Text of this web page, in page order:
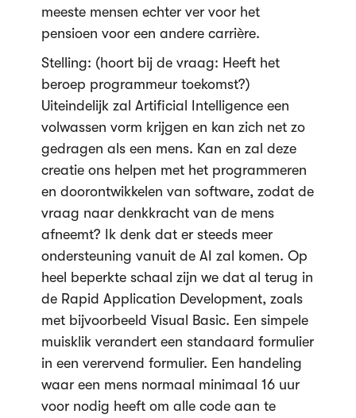
meeste mensen echter ver voor het
pensioen voor een andere carrière.
Stelling: (hoort bij de vraag: Heeft het
beroep programmeur toekomst?)
Uiteindelijk zal Artificial Intelligence een
volwassen vorm krijgen en kan zich net zo
gedragen als een mens. Kan en zal deze
creatie ons helpen met het programmeren
en doorontwikkelen van software, zodat de
vraag naar denkkracht van de mens
afneemt? Ik denk dat er steeds meer
ondersteuning vanuit de AI zal komen. Op
heel beperkte schaal zijn we dat al terug in
de Rapid Application Development, zoals
met bijvoorbeeld Visual Basic. Een simpele
muisklik verandert een standaard formulier
in een verervend formulier. Een handeling
waar een mens normaal minimaal 16 uur
voor nodig heeft om alle code aan te